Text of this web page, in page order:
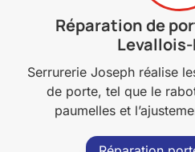
Réparation de
Serrurerie Joseph réalise
de porte, tel que le
paumelles et